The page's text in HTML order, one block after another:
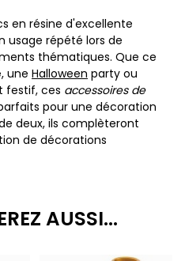
en résine d'excellente
usage répété lors de
thématiques. Que ce
, une Halloween party ou
festif, ces accessoires de
pour une décoration
deux, ils complèteront
de décorations
AUSSI...